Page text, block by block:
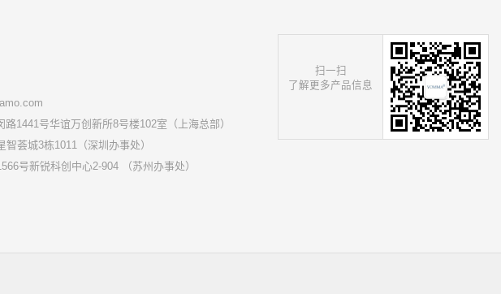
号华谊万创新所8号楼102室（上海总部）
城3栋1011（深圳办事处）
新锐科创中心2-904 （苏州办事处）
扫一扫
了解更多产品信息